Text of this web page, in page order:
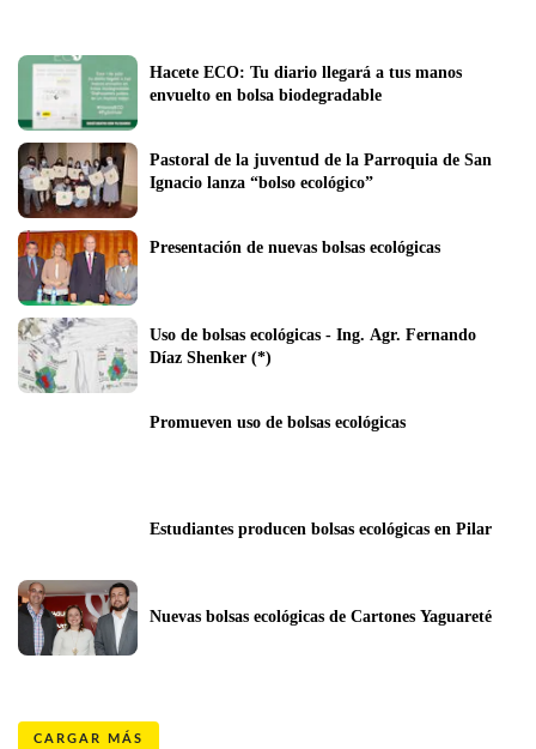
Hacete ECO: Tu diario llegará a tus manos
envuelto en bolsa biodegradable
Pastoral de la juventud de la Parroquia de San
Presentación de nuevas bolsas ecológicas
Uso de bolsas ecológicas - Ing. Agr. Fernando
Díaz Shenker (*)
Promueven uso de bolsas ecológicas
Estudiantes producen bolsas ecológicas en Pilar
Nuevas bolsas ecológicas de Cartones Yaguareté
CARGAR MÁS